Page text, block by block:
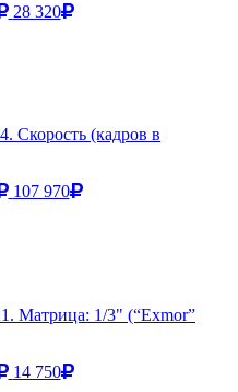
28 320
Скорость (кадров в
107 970
Матрица: 1/3" (“Exmor”
14 750